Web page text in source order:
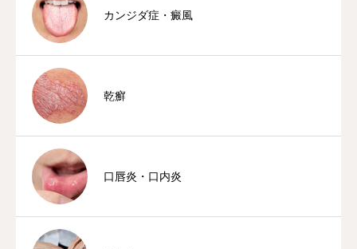
カンジダ症・癜風
乾癬
口唇炎・口内炎